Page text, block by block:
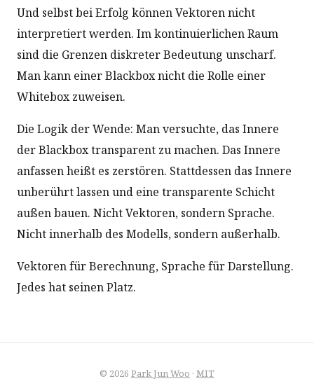
Und selbst bei Erfolg können Vektoren nicht
interpretiert werden. Im kontinuierlichen Raum
sind die Grenzen diskreter Bedeutung unscharf.
Man kann einer Blackbox nicht die Rolle einer
Whitebox zuweisen.
Die Logik der Wende: Man versuchte, das Innere
der Blackbox transparent zu machen. Das Innere
anfassen heißt es zerstören. Stattdessen das Innere
unberührt lassen und eine transparente Schicht
außen bauen. Nicht Vektoren, sondern Sprache.
Nicht innerhalb des Modells, sondern außerhalb.
Vektoren für Berechnung, Sprache für Darstellung.
Jedes hat seinen Platz.
© 2026 Park Jun Woo · MIT